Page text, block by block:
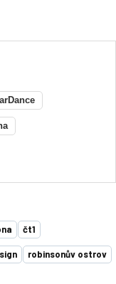
čt1
robinsonův ostrov